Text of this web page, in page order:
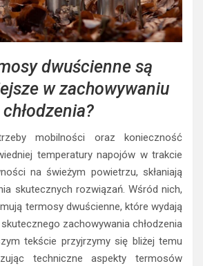
dwuścienne są
w zachowywaniu
chłodzenia?
mobilności oraz konieczność
temperatury napojów w trakcie
na świeżym powietrzu, skłaniają
skutecznych rozwiązań. Wśród nich,
termosy dwuścienne, które wydają
zachowywania chłodzenia
tekście przyjrzymy się bliżej temu
techniczne aspekty termosów